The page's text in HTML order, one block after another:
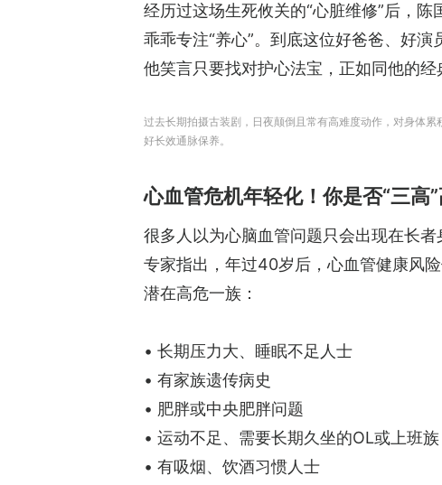
经历过这场生死攸关的“心脏维修”后，
乖乖专注“养心”。到底这位好爸爸、好
他笑言只要找对护心法宝，正如同他的
过去长期拍摄古装剧，日夜颠倒且常有高难度动作，对身体
好长效通脉保养。
心血管危机年轻化！你是否“三高
很多人以为心脑血管问题只会出现在长
专家指出，年过40岁后，心血管健康风
潜在高危一族：
• 长期压力大、睡眠不足人士
• 有家族遗传病史
• 肥胖或中央肥胖问题
• 运动不足、需要长期久坐的OL或上班族
• 有吸烟、饮酒习惯人士